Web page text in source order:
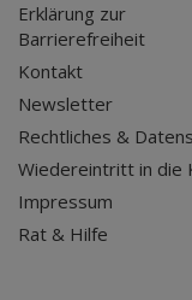
Erklärung zur
Barrierefreiheit
Kontakt
Newsletter
Rechtliches &
Wiedereintritt in die
Impressum
Rat & Hilfe